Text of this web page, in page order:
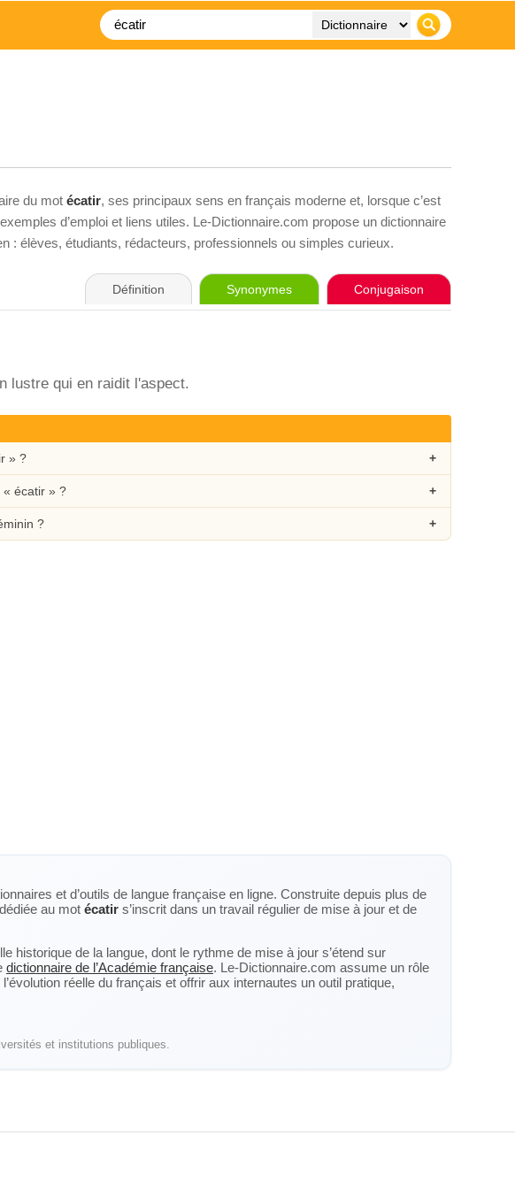
du mot écatir, ses principaux sens en français moderne et, lorsque c’est
d’emploi et liens utiles. Le-Dictionnaire.com propose un dictionnaire
: élèves, étudiants, rédacteurs, professionnels ou simples curieux.
Définition Synonymes Conjugaison
lustre qui en raidit l'aspect.
» ?
écatir » ?
?
et d’outils de langue française en ligne. Construite depuis plus de
au mot écatir s’inscrit dans un travail régulier de mise à jour et de
historique de la langue, dont le rythme de mise à jour s’étend sur
dictionnaire de l’Académie française. Le-Dictionnaire.com assume un rôle
réelle du français et offrir aux internautes un outil pratique,
et institutions publiques.